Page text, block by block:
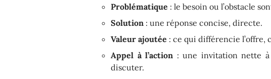
Problématique : le besoin ou l’obstacle
Solution : une réponse concise, directe.
Valeur ajoutée : ce qui différencie l’offre,
Appel à l’action : une invitation nette
discuter.